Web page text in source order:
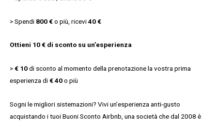
> Spendi 800 €o più, ricevi40 €
Ottieni 10 € di sconto su un’esperienza
>€ 10di sconto al momento della prenotazione la vostra prima
esperienza di€ 40o più
Sogni le migliori sistemazioni? Vivi un’esperienza anti-gusto
acquistando i tuoi Buoni Sconto Airbnb, una società che dal 2008 è